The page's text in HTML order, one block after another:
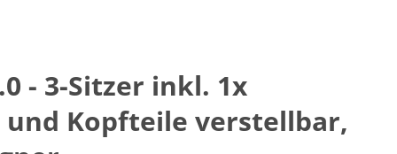
- 3-Sitzer inkl. 1x
Kopfteile verstellbar,